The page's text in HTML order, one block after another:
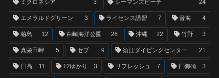
ミクロネシア 3 シーマンズビーチ 24
エメラルドグリーン 3 ライセンス講習 7 音海 4
柏島 12 白崎海洋公園 26 沖縄 22 竹野 3
真栄田岬 5 セブ 9 須江ダイビングセンター 21
日高 11 T2ゆかり 3 リフレッシュ 7 日御碕 3